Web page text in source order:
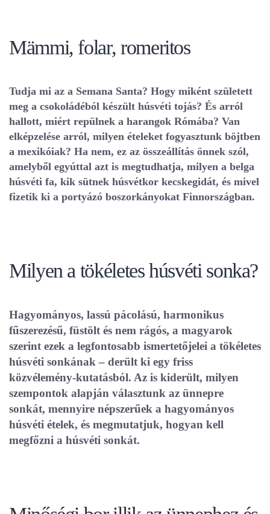
Mämmi, folar, romeritos
Tudja mi az a Semana Santa? Hogy miként született
meg a csokoládéból készült húsvéti tojás? És arról
hallott, miért repülnek a harangok Rómába? Van
elképzelése arról, milyen ételeket fogyasztunk böjtben
a mexikóiak? Ha nem, ez az összeállítás önnek szól,
amelyből egyúttal azt is megtudhatja, milyen a belga
húsvéti fa, kik sütnek húsvétkor kecskegidát, és mivel
fizetik ki a portyázó boszorkányokat Finnországban.
Milyen a tökéletes húsvéti sonka?
Hagyományos, lassú pácolású, harmonikus
fűszerezésű, füstölt és nem rágós, a magyarok
szerint ezek a legfontosabb ismertetőjelei a tökéletes
húsvéti sonkának – derült ki egy friss
közvélemény-kutatásból. Az is kiderült, milyen
szempontok alapján választunk az ünnepre
sonkát, mennyire népszerűek a hagyományos
húsvéti ételek, és megmutatjuk, hogyan kell
megfőzni a húsvéti sonkát.